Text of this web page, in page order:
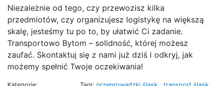
Niezależnie od tego, czy przewozisz kilka
przedmiotów, czy organizujesz logistykę na większą
skalę, jesteśmy tu po to, by ułatwić Ci zadanie.
Transportowo Bytom – solidność, której możesz
zaufać. Skontaktuj się z nami już dziś i odkryj, jak
możemy spełnić Twoje oczekiwania!